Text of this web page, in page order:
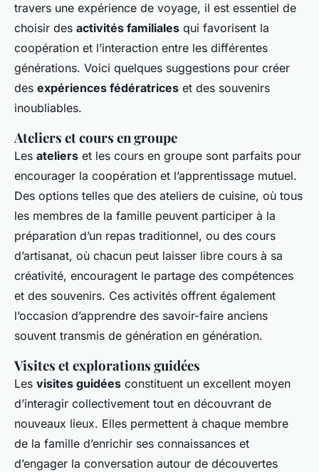
travers une expérience de voyage, il est essentiel de
choisir des activités familiales qui favorisent la
coopération et l’interaction entre les différentes
générations. Voici quelques suggestions pour créer
des expériences fédératrices et des souvenirs
inoubliables.
Ateliers et cours en groupe
Les ateliers et les cours en groupe sont parfaits pour
encourager la coopération et l’apprentissage mutuel.
Des options telles que des ateliers de cuisine, où tous
les membres de la famille peuvent participer à la
préparation d’un repas traditionnel, ou des cours
d’artisanat, où chacun peut laisser libre cours à sa
créativité, encouragent le partage des compétences
et des souvenirs. Ces activités offrent également
l’occasion d’apprendre des savoir-faire anciens
souvent transmis de génération en génération.
Visites et explorations guidées
Les visites guidées constituent un excellent moyen
d’interagir collectivement tout en découvrant de
nouveaux lieux. Elles permettent à chaque membre
de la famille d’enrichir ses connaissances et
d’engager la conversation autour de découvertes